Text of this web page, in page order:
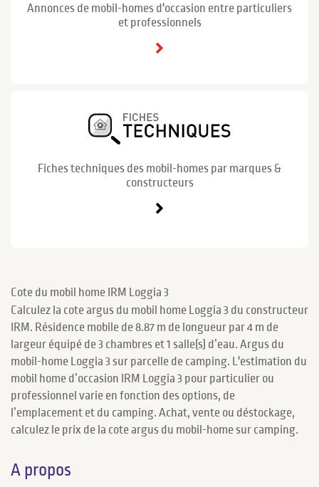
Annonces de mobil-homes d'occasion entre particuliers
et professionnels
Fiches techniques des mobil-homes par marques &
constructeurs
Cote du mobil home IRM Loggia 3
Calculez la cote argus du mobil home Loggia 3 du constructeur
IRM. Résidence mobile de 8.87 m de longueur par 4 m de
largeur équipé de 3 chambres et 1 salle(s) d’eau. Argus du
mobil-home Loggia 3 sur parcelle de camping. L'estimation du
mobil home d’occasion IRM Loggia 3 pour particulier ou
professionnel varie en fonction des options, de
l’emplacement et du camping. Achat, vente ou déstockage,
calculez le prix de la cote argus du mobil-home sur camping.
A propos